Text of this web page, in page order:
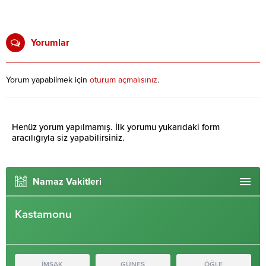
Yorumlar
Yorum yapabilmek için oturum açmalısınız.
Henüz yorum yapılmamış. İlk yorumu yukarıdaki form
aracılığıyla siz yapabilirsiniz.
Namaz Vakitleri
Kastamonu
İMSAK GÜNEŞ ÖĞLE